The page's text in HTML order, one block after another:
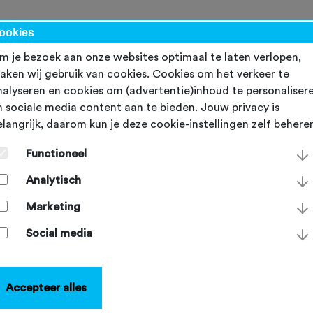
kans op kaarten
Tour de France Femmes
voor jouw club
15 juli 2024
je bezoek aan onze websites optimaal te laten verlopen,
wij gebruik van cookies. Cookies om het verkeer te
en cookies om (advertentie)inhoud te
sociale media content aan te bieden. Jouw privacy is
daarom kun je deze cookie-instellingen zelf
Functioneel
Analytisch
Marketing
Social media
Accepteer alles